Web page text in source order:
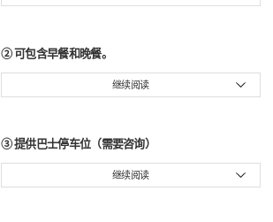
② 可包含早餐和晚餐。
继续阅读
③ 提供巴士停车位（需要咨询）
继续阅读